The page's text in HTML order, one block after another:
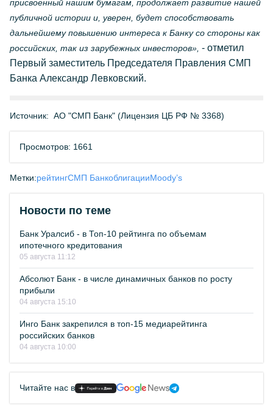
присвоенный нашим бумагам, продолжает развитие нашей
публичной истории и, уверен, будет способствовать
дальнейшему повышению интереса к Банку со стороны как
российских, так из зарубежных инвесторов», - отметил
Первый заместитель Председателя Правления СМП
Банка Александр Левковский.
Источник: АО "СМП Банк" (Лицензия ЦБ РФ № 3368)
Просмотров: 1661
Метки:рейтингСМП БанкоблигацииMoody’s
Новости по теме
Банк Уралсиб - в Топ-10 рейтинга по объемам
ипотечного кредитования
05 августа 11:12
Абсолют Банк - в числе динамичных банков по росту
прибыли
04 августа 15:10
Инго Банк закрепился в топ-15 медиарейтинга
российских банков
04 августа 10:00
Читайте нас в